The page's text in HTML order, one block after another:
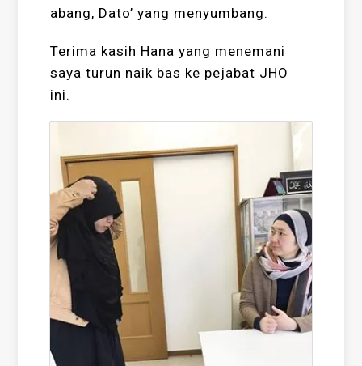
abang, Dato’ yang menyumbang.
Terima kasih Hana yang menemani
saya turun naik bas ke pejabat JHO
ini.